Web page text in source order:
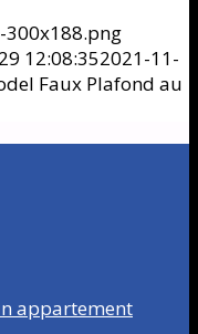
12:08:352021-11-
Faux Plafond au
appartement